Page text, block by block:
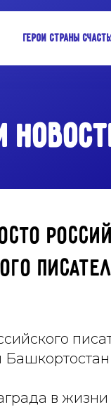
Герои Страны
в жизни